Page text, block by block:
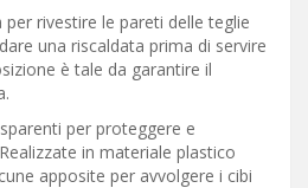
rivestire le pareti delle teglie
una riscaldata prima di servire
è tale da garantire il
per proteggere e
in materiale plastico
apposite per avvolgere i cibi